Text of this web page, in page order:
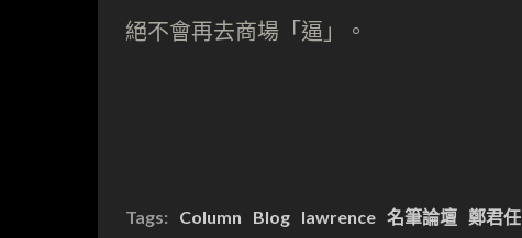
絕不會再去商場「逼」。
Tags: Column Blog lawrence 名筆論壇 鄭君任